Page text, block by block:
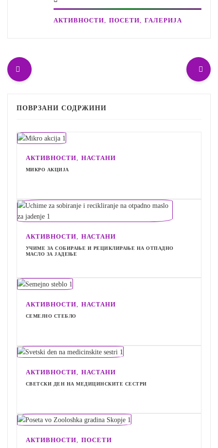
АКТИВНОСТИ ,ПОСЕТИ ,ГАЛЕРИЈА
ПОВРЗАНИ СОДРЖИНИ
АКТИВНОСТИ, НАСТАНИ
МИКРО АКЦИЈА
АКТИВНОСТИ, НАСТАНИ
УЧИМЕ ЗА СОБИРАЊЕ И РЕЦИКЛИРАЊЕ НА ОТПАДНО
МАСЛО ЗА ЈАДЕЊЕ
АКТИВНОСТИ НАСТАНИ
СЕМЕЈНО СТЕБЛО
АКТИВНОСТИ НАСТАНИ
СВЕТСКИ ДЕН НА МЕДИЦИНСКИТЕ СЕСТРИ
АКТИВНОСТИ ПОСЕТИ